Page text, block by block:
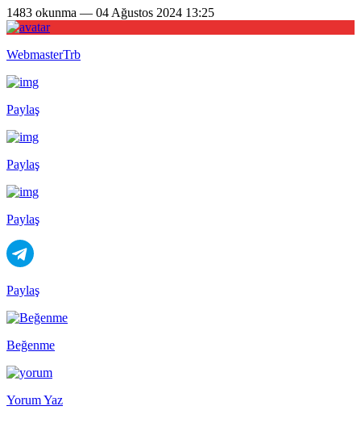
1483 okunma — 04 Ağustos 2024 13:25
WebmasterTrb
Paylaş
Paylaş
Paylaş
Paylaş
Beğenme
Yorum Yaz